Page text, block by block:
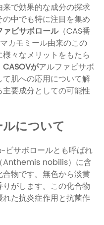
で効果的な成分の探求
中でも特に注目を集め
ァビサボロール（CAS番
カモミール由来のこの
々なメリットをもたら
CASOVがアルファビサボ
肌への応用について解
要成分としての可能性
について
サボロールとも呼ばれ
Anthemis nobilis）に含
物です。無色から淡黄
がします。この化合物
た抗炎症作用と抗菌作